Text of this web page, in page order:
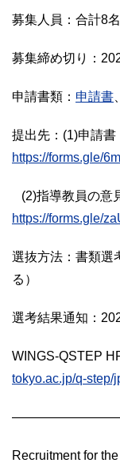
募集人員：合計8名
募集締め切り：
申請書類： 申請書
提出先：(1)申請書
https://forms.gle/
(2)指導教員の意
https://forms.gle/
選抜方法：書類選
る）
選考結果通知：
WINGS-QSTEP
tokyo.ac.jp/q-step/
Recruitment for